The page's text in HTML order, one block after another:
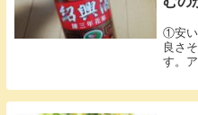
①安い
良さ
す。
で買
事も
いが